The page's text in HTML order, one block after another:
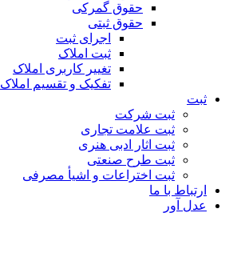
حقوق گمرکی
حقوق ثبتی
اجرای ثبت
ثبت املاک
تغییر کاربری املاک
تفکیک و تقسیم املاک
ثبت
ثبت شرکت
ثبت علامت تجاری
ثبت اثار ادبی هنری
ثبت طرح صنعتی
ثبت اختراعات و اشیا‌ٔ مصرفی
ارتباط با ما
عدل آور